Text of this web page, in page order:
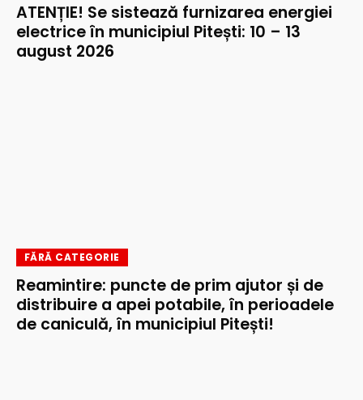
ATENȚIE! Se sistează furnizarea energiei
electrice în municipiul Pitești: 10 – 13
august 2026
FĂRĂ CATEGORIE
Reamintire: puncte de prim ajutor și de
distribuire a apei potabile, în perioadele
de caniculă, în municipiul Pitești!